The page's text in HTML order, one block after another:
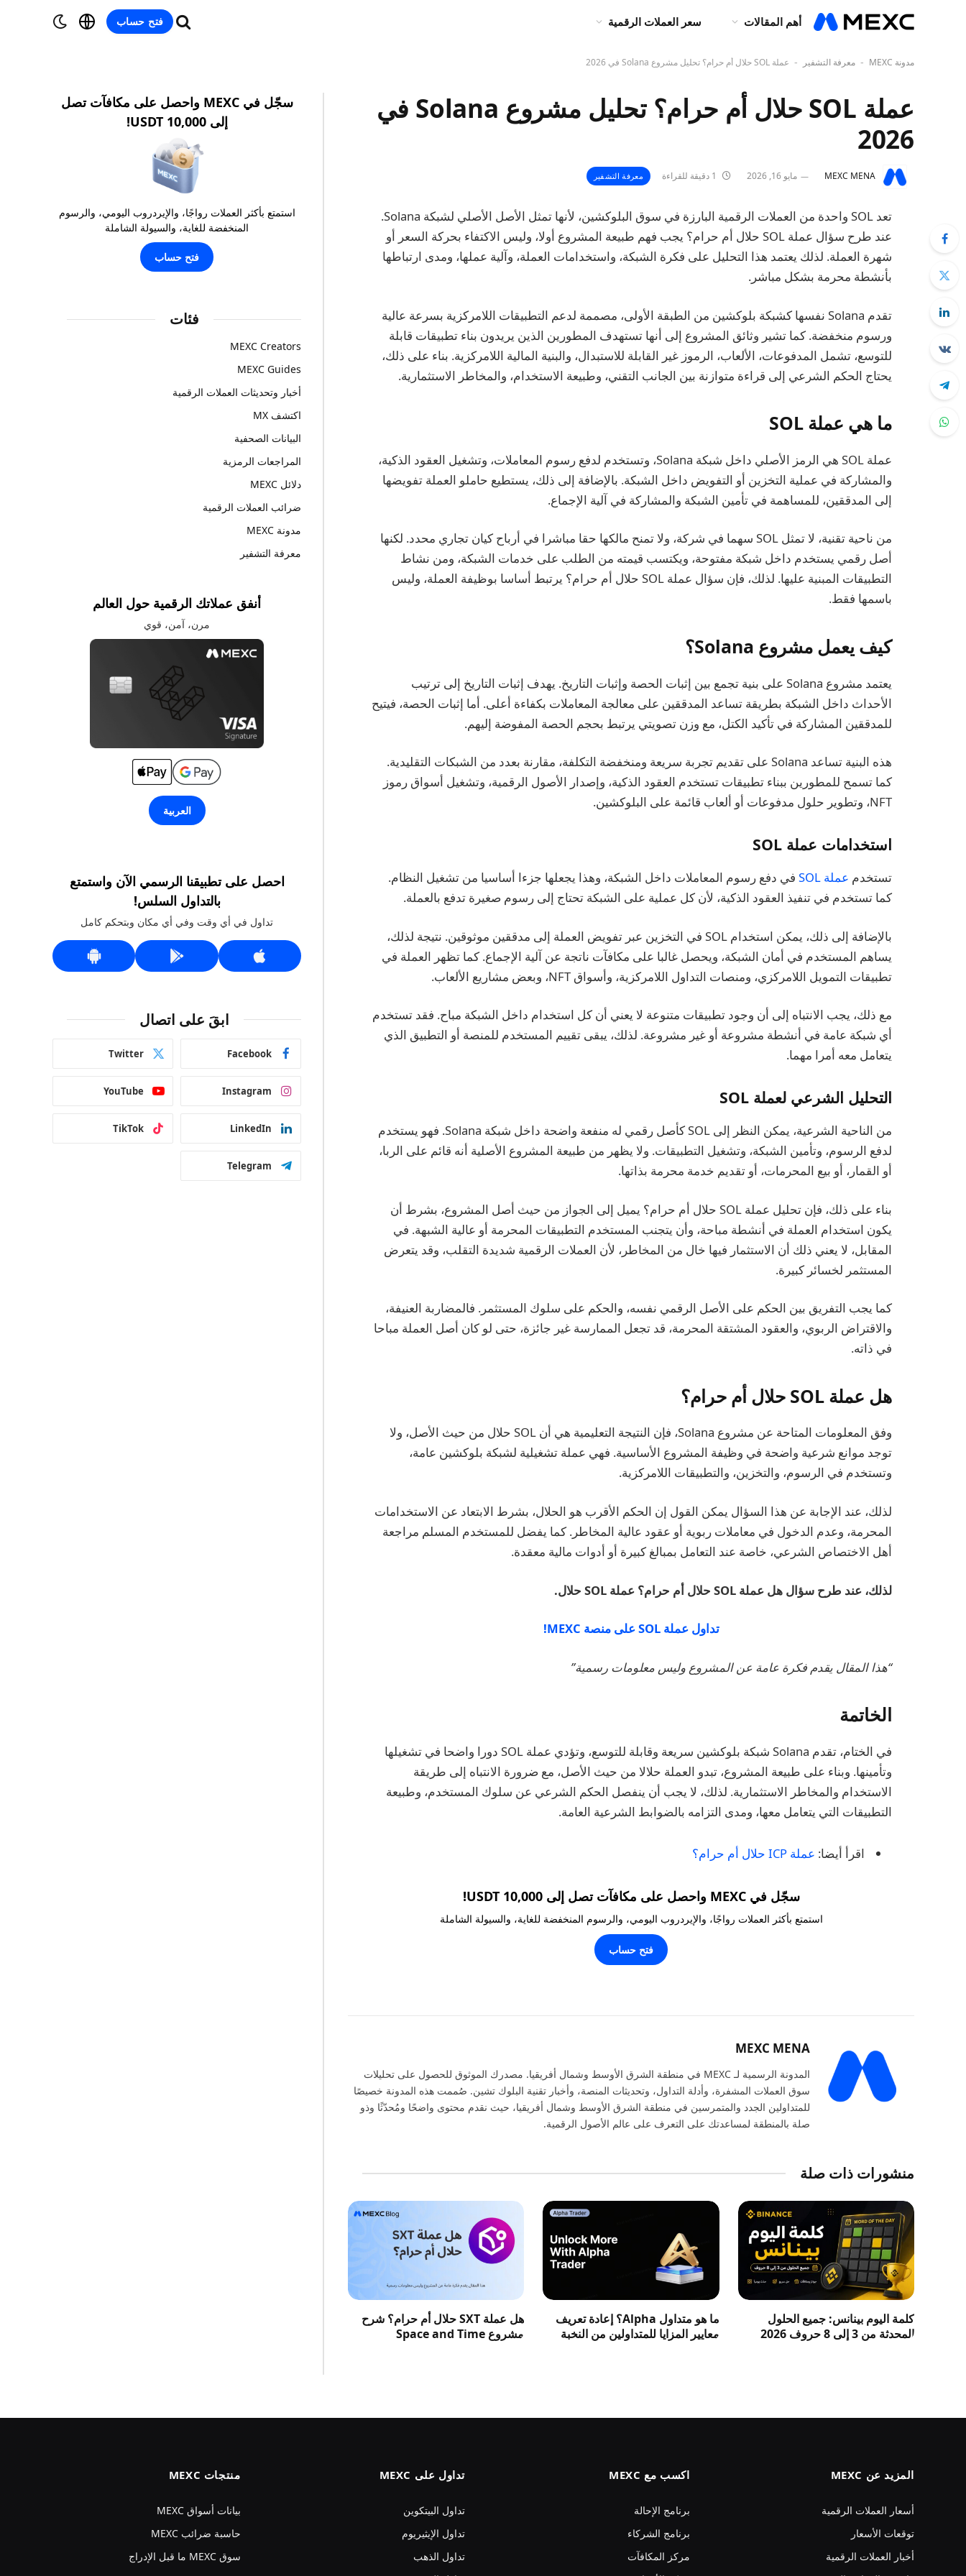
أهم المقالات سعر العملات الرقمية فتح حساب
مدونة MEXC - معرفة التشفير - عملة SOL حلال أم حرام؟ تحليل مشروع Solana في 2026
عملة SOL حلال أم حرام؟ تحليل مشروع Solana في
2026
MEXC MENA مايو 16, 2026 معرفة التشفير
تعد SOL واحدة من العملات الرقمية البارزة في سوق البلوكشين، لأنها تمثل الأصل الأصلي لشبكة Solana.
عند طرح سؤال عملة SOL حلال أم حرام؟ يجب فهم طبيعة المشروع أولا، وليس الاكتفاء بحركة السعر أو
شهرة العملة. لذلك يعتمد هذا التحليل على فكرة الشبكة، واستخدامات العملة، وآلية عملها، ومدى ارتباطها
بأنشطة محرمة بشكل مباشر.
تقدم Solana نفسها كشبكة بلوكشين من الطبقة الأولى، مصممة لدعم التطبيقات اللامركزية بسرعة عالية
ورسوم منخفضة. كما تشير وثائق المشروع إلى أنها تستهدف المطورين الذين يريدون بناء تطبيقات قابلة
للتوسع، تشمل المدفوعات، الألعاب، الرموز غير القابلة للاستبدال، والبنية المالية اللامركزية. بناء على ذلك،
يحتاج الحكم الشرعي إلى قراءة متوازنة بين الجانب التقني، وطبيعة الاستخدام، والمخاطر الاستثمارية.
ما هي عملة SOL
عملة SOL هي الرمز الأصلي داخل شبكة Solana، وتستخدم لدفع رسوم المعاملات، وتشغيل العقود الذكية،
والمشاركة في عملية التخزين أو التفويض داخل الشبكة. بالإضافة إلى ذلك، يستطيع حاملو العملة تفويضها
إلى المدققين، للمساهمة في تأمين الشبكة والمشاركة في آلية الإجماع.
من ناحية تقنية، لا تمثل SOL سهما في شركة، ولا تمنح مالكها حقا مباشرا في أرباح كيان تجاري محدد. لكنها
أصل رقمي يستخدم داخل شبكة مفتوحة، ويكتسب قيمته من الطلب على خدمات الشبكة، ومن نشاط
التطبيقات المبنية عليها. لذلك، فإن سؤال عملة SOL حلال أم حرام؟ يرتبط أساسا بوظيفة العملة، وليس
باسمها فقط.
كيف يعمل مشروع Solana؟
يعتمد مشروع Solana على بنية تجمع بين إثبات الحصة وإثبات التاريخ. يهدف إثبات التاريخ إلى ترتيب
الأحداث داخل الشبكة بطريقة تساعد المدققين على معالجة المعاملات بكفاءة أعلى. أما إثبات الحصة، فيتيح
للمدققين المشاركة في تأكيد الكتل، مع وزن تصويتي يرتبط بحجم الحصة المفوضة إليهم.
هذه البنية تساعد Solana على تقديم تجربة سريعة ومنخفضة التكلفة، مقارنة بعدد من الشبكات التقليدية.
كما تسمح للمطورين ببناء تطبيقات تستخدم العقود الذكية، وإصدار الأصول الرقمية، وتشغيل أسواق رموز
NFT، وتطوير حلول مدفوعات أو ألعاب قائمة على البلوكشين.
استخدامات عملة SOL
تستخدم عملة SOL
في دفع رسوم المعاملات داخل الشبكة، وهذا يجعلها جزءا أساسيا من تشغيل النظام.
كما تستخدم في تنفيذ العقود الذكية، لأن كل عملية على الشبكة تحتاج إلى رسوم صغيرة تدفع بالعملة.
بالإضافة إلى ذلك، يمكن استخدام SOL في التخزين عبر تفويض العملة إلى مدققين موثوقين. نتيجة لذلك،
يساهم المستخدم في أمان الشبكة، ويحصل غالبا على مكافآت ناتجة عن آلية الإجماع. كما تظهر العملة في
تطبيقات التمويل اللامركزي، ومنصات التداول اللامركزية، وأسواق NFT، وبعض مشاريع الألعاب.
مع ذلك، يجب الانتباه إلى أن وجود تطبيقات متنوعة لا يعني أن كل استخدام داخل الشبكة مباح. فقد تستخدم
أي شبكة عامة في أنشطة مشروعة أو غير مشروعة. لذلك، يبقى تقييم المستخدم للمنصة أو التطبيق الذي
يتعامل معه أمرا مهما.
التحليل الشرعي لعملة SOL
من الناحية الشرعية، يمكن النظر إلى SOL كأصل رقمي له منفعة واضحة داخل شبكة Solana. فهو يستخدم
لدفع الرسوم، وتأمين الشبكة، وتشغيل التطبيقات. ولا يظهر من طبيعة المشروع الأصلية أنه قائم على الربا،
أو القمار، أو بيع المحرمات، أو تقديم خدمة محرمة بذاتها.
بناء على ذلك، فإن تحليل عملة SOL حلال أم حرام؟ يميل إلى الجواز من حيث أصل المشروع، بشرط أن
يكون استخدام العملة في أنشطة مباحة، وأن يتجنب المستخدم التطبيقات المحرمة أو عالية الشبهة. في
المقابل، لا يعني ذلك أن الاستثمار فيها خال من المخاطر، لأن العملات الرقمية شديدة التقلب، وقد يتعرض
المستثمر لخسائر كبيرة.
كما يجب التفريق بين الحكم على الأصل الرقمي نفسه، والحكم على سلوك المستثمر. فالمضاربة العنيفة،
والاقتراض الربوي، والعقود المشتقة المحرمة، قد تجعل الممارسة غير جائزة، حتى لو كان أصل العملة مباحا
في ذاته.
هل عملة SOL حلال أم حرام؟
وفق المعلومات المتاحة عن مشروع Solana، فإن النتيجة التعليمية هي أن SOL حلال من حيث الأصل، ولا
توجد موانع شرعية واضحة في وظيفة المشروع الأساسية. فهي عملة تشغيلية لشبكة بلوكشين عامة،
وتستخدم في الرسوم، والتخزين، والتطبيقات اللامركزية.
لذلك، عند الإجابة عن هذا السؤال يمكن القول إن الحكم الأقرب هو الحلال، بشرط الابتعاد عن الاستخدامات
المحرمة، وعدم الدخول في معاملات ربوية أو عقود عالية المخاطر. كما يفضل للمستخدم المسلم مراجعة
أهل الاختصاص الشرعي، خاصة عند التعامل بمبالغ كبيرة أو أدوات مالية معقدة.
لذلك، عند طرح سؤال هل عملة SOL حلال أم حرام؟ عملة SOL حلال.
تداول عملة SOL على منصة MEXC!
“هذا المقال يقدم فكرة عامة عن المشروع وليس معلومات رسمية”
الخاتمة
في الختام، تقدم Solana شبكة بلوكشين سريعة وقابلة للتوسع، وتؤدي عملة SOL دورا واضحا في تشغيلها
وتأمينها. وبناء على طبيعة المشروع، تبدو العملة حلالا من حيث الأصل، مع ضرورة الانتباه إلى طريقة
الاستخدام والمخاطر الاستثمارية. لذلك، لا يجب أن ينفصل الحكم الشرعي عن سلوك المستخدم، وطبيعة
التطبيقات التي يتعامل معها، ومدى التزامه بالضوابط الشرعية العامة.
اقرأ أيضا: عملة ICP حلال أم حرام؟
سجّل في MEXC واحصل على مكافآت تصل إلى 10,000 USDT!
استمتع بأكثر العملات رواجًا، والإيردروب اليومي، والرسوم المنخفضة للغاية، والسيولة الشاملة
فتح حساب
MEXC MENA
المدونة الرسمية لـ MEXC في منطقة الشرق الأوسط وشمال أفريقيا. مصدرك الموثوق للحصول على تحليلات
سوق العملات المشفرة، وأدلة التداول، وتحديثات المنصة، وأخبار تقنية البلوك تشين. صُممت هذه المدونة خصيصًا
للمتداولين الجدد والمتمرسين في منطقة الشرق الأوسط وشمال أفريقيا، حيث نقدم محتوى واضحًا ومُحدّثًا وذو
صلة بالمنطقة لمساعدتك على التعرف على عالم الأصول الرقمية.
منشورات ذات صلة
كلمة اليوم بينانس: جميع الحلول
المحدثة من 3 إلى 8 حروف 2026
ما هو متداول Alpha؟ إعادة تعريف
معايير المزايا للمتداولين من النخبة
هل عملة SXT حلال أم حرام؟ شرح
مشروع Space and Time
سجّل في MEXC واحصل على مكافآت تصل
إلى 10,000 USDT!
استمتع بأكثر العملات رواجًا، والإيردروب اليومي، والرسوم
المنخفضة للغاية، والسيولة الشاملة
فتح حساب
فئات
MEXC Creators
MEXC Guides
أخبار وتحديثات العملات الرقمية
اكتشف MX
البيانات الصحفية
المراجعات الرمزية
دلائل MEXC
ضرائب العملات الرقمية
مدونة MEXC
معرفة التشفير
أنفق عملاتك الرقمية حول العالم
مرن، آمن، قوي
العربية
احصل على تطبيقنا الرسمي الآن واستمتع
بالتداول السلس!
تداول في أي وقت وفي أي مكان وبتحكم كامل
ابقَ على اتصال
Facebook
Twitter
Instagram
YouTube
LinkedIn
TikTok
Telegram
المزيد عن MEXC
أسعار العملات الرقمية
توقعات الأسعار
أخبار العملات الرقمية
اكسب مع MEXC
برنامج الإحالة
برنامج الشركاء
مركز المكافآت
تداول على MEXC
تداول البيتكوين
تداول الإيثيريوم
تداول الذهب
منتجات MEXC
بيانات أسواق MEXC
حاسبة ضرائب MEXC
سوق MEXC ما قبل الإدراج